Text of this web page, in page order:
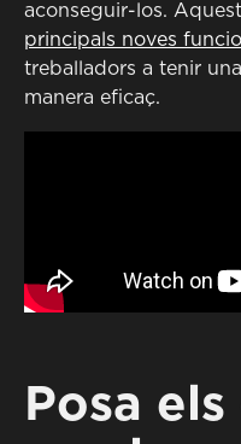
aconseguir-los.
principals noves
treballadors a tenir
manera eficaç.
Posa